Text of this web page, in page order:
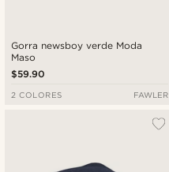
Gorra newsboy verde Moda
Maso
$59.90
2 COLORES FAWLER